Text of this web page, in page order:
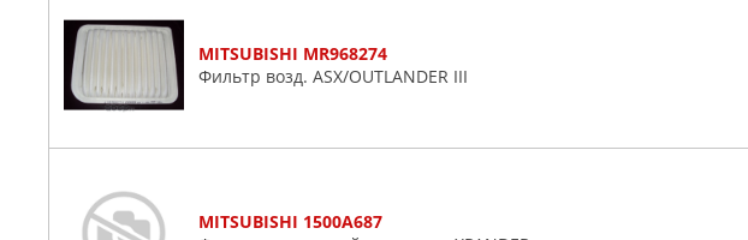
MITSUBISHI MR968274
Фильтр возд. ASX/OUTLANDER III
MITSUBISHI 1500A687